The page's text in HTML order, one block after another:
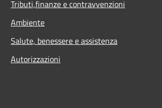
Tributi,finanze e contravvenzioni
Ambiente
Salute, benessere e assistenza
Autorizzazioni